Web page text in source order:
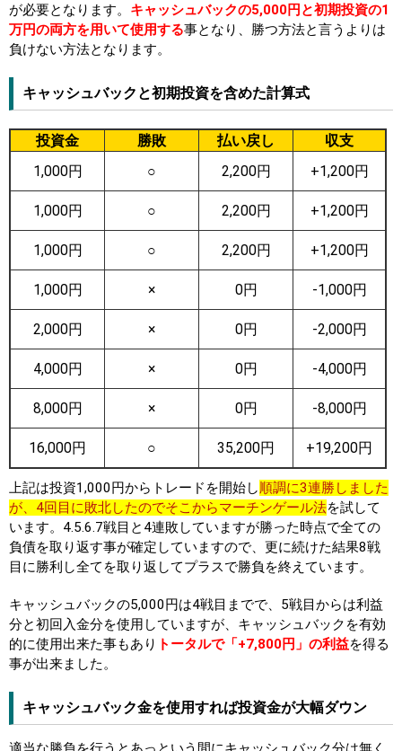
が必要となります。 キャッシュバックの5,000円と初期投資の1
万円の両方を用いて使用する事となり、勝つ方法と言うよりは
負けない方法となります。
キャッシュバックと初期投資を含めた計算式
投資金 勝敗 払い戻し
収支
1,000円
○ 2,200円 +1,200円
1,000円 ○ 2,200円 +1,200円
1,000円 ○ 2,200円 +1,200円
1,000円 × 0円 -1,000円
2,000円 × 0円 -2,000円
4,000円 × 0円 -4,000円
8,000円 × 0円 -8,000円
16,000円 ○ 35,200円 +19,200円
上記は投資1,000円からトレードを開始し順調に3連勝しました
が、4回目に敗北したのでそこからマーチンゲール法を試して
います。4.5.6.7戦目と4連敗していますが勝った時点で全ての
負債を取り返す事が確定していますので、更に続けた結果8戦
目に勝利し全てを取り返してプラスで勝負を終えています。
キャッシュバックの5,000円は4戦目までで、5戦目からは利益
分と初回入金分を使用していますが、キャッシュバックを有効
的に使用出来た事もあり トータルで「+7,800円」の利益を得る
事が出来ました。
キャッシュバック金を使用すれば投資金が大幅ダウン